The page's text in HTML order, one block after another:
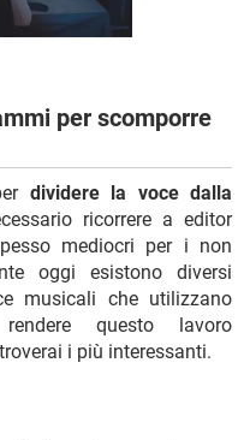
per scomporre
dividere la voce dalla
ricorrere a editor
mediocri per i non
oggi esistono diversi
musicali che utilizzano
questo lavoro
i più interessanti.